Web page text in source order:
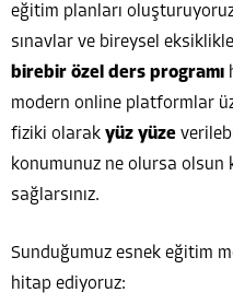
eğitim planları
sınavlar ve bireysel
birebir özel ders programı
modern online platformlar
fiziki olarak yüz yüze
konumunuz ne olursa olsun
sağlarsınız.
Sunduğumuz esnek eğitim
hitap ediyoruz: